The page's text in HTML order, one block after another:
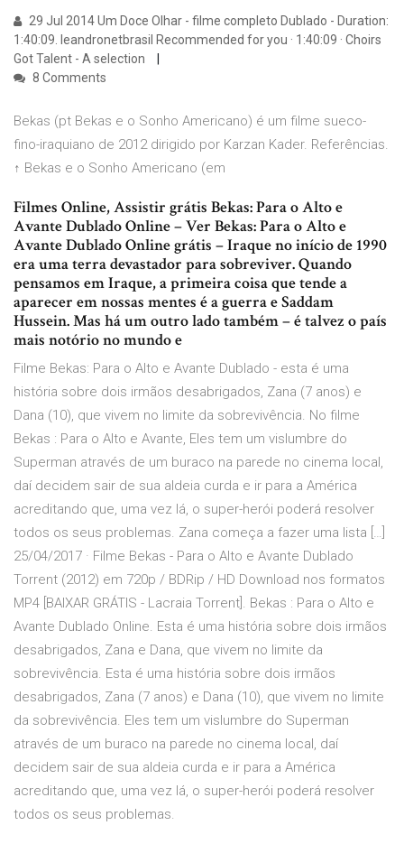
29 Jul 2014 Um Doce Olhar - filme completo Dublado - Duration:
1:40:09. leandronetbrasil Recommended for you · 1:40:09 · Choirs
Got Talent - A selection
8 Comments
Bekas (pt Bekas e o Sonho Americano) é um filme sueco-
fino-iraquiano de 2012 dirigido por Karzan Kader. Referências.
↑ Bekas e o Sonho Americano (em
Filmes Online, Assistir grátis Bekas: Para o Alto e
Avante Dublado Online – Ver Bekas: Para o Alto e
Avante Dublado Online grátis – Iraque no início de 1990
era uma terra devastador para sobreviver. Quando
pensamos em Iraque, a primeira coisa que tende a
aparecer em nossas mentes é a guerra e Saddam
Hussein. Mas há um outro lado também – é talvez o país
mais notório no mundo e
Filme Bekas: Para o Alto e Avante Dublado - esta é uma
história sobre dois irmãos desabrigados, Zana (7 anos) e
Dana (10), que vivem no limite da sobrevivência. No filme
Bekas : Para o Alto e Avante, Eles tem um vislumbre do
Superman através de um buraco na parede no cinema local,
daí decidem sair de sua aldeia curda e ir para a América
acreditando que, uma vez lá, o super-herói poderá resolver
todos os seus problemas. Zana começa a fazer uma lista […]
25/04/2017 · Filme Bekas - Para o Alto e Avante Dublado
Torrent (2012) em 720p / BDRip / HD Download nos formatos
MP4 [BAIXAR GRÁTIS - Lacraia Torrent]. Bekas : Para o Alto e
Avante Dublado Online. Esta é uma história sobre dois irmãos
desabrigados, Zana e Dana, que vivem no limite da
sobrevivência. Esta é uma história sobre dois irmãos
desabrigados, Zana (7 anos) e Dana (10), que vivem no limite
da sobrevivência. Eles tem um vislumbre do Superman
através de um buraco na parede no cinema local, daí
decidem sair de sua aldeia curda e ir para a América
acreditando que, uma vez lá, o super-herói poderá resolver
todos os seus problemas.